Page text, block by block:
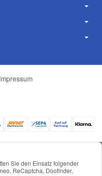
Impressum
Sie den Einsatz folgender
ReCaptcha, Doofinder,